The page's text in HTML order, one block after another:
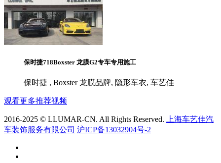
保时捷718Boxster 龙膜G2专车专用施工
保时捷 , Boxster 龙膜品牌, 隐形车衣, 车艺佳
观看更多推荐视频
2016-2025 © LLUMAR-CN. All Rights Reserved.
上海车艺佳汽
车装饰服务有限公司 沪ICP备13032904号-2